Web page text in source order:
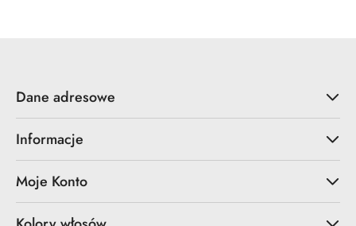
Dane adresowe
Informacje
Moje Konto